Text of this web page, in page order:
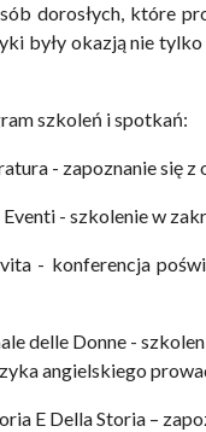
dorosłych, które
były okazją nie
szkoleń i spotkań:
- zapoznanie się
- szkolenie w
- konferencja
delle Donne -
angielskiego
E Della Storia –